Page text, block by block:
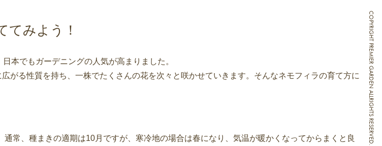
てみよう！
本でもガーデニングの人気が高まりました。
がる性質を持ち、一株でたくさんの花を次々と咲かせていきます。そんなネモフィラの育て方に
常、種まきの適期は10月ですが、寒冷地の場合は春になり、気温が暖かくなってからまくと良
COPYRIGHT PREMIER GARDEN ALLRIGHTS RESERVED.